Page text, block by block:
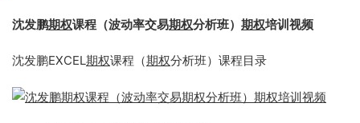
沈发鹏期权课程（波动率交易期权分析班） 期权培训视频
沈发鹏EXCEL期权课程（期权分析班）课程目录